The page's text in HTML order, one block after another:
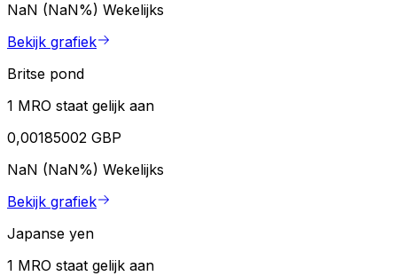
NaN (NaN%) Wekelijks
Bekijk grafiek
Britse pond
1 MRO staat gelijk aan
0,00185002 GBP
NaN (NaN%) Wekelijks
Bekijk grafiek
Japanse yen
1 MRO staat gelijk aan